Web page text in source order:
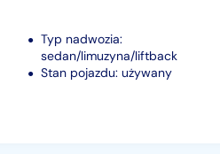
Typ nadwozia:
sedan/limuzyna/liftback
Stan pojazdu: używany